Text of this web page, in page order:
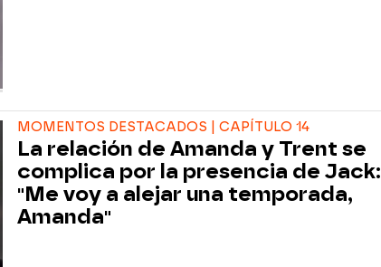
MOMENTOS DESTACADOS | CAPÍTULO 14
La relación de Amanda y Trent se
complica por la presencia de Jack:
"Me voy a alejar una temporada,
Amanda"